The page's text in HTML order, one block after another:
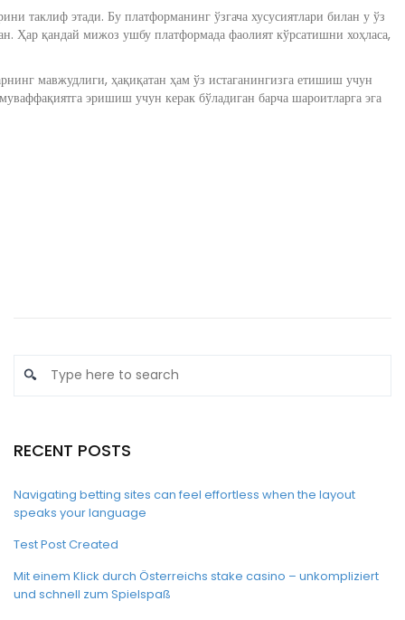
таклиф этади. Бу платформанинг ўзгача хусусиятлари билан у ўз
Ҳар қандай мижоз ушбу платформада фаолият кўрсатишни хоҳласа,
мавжудлиги, ҳақиқатан ҳам ўз истаганингизга етишиш учун
эришиш учун керак бўладиган барча шароитларга эга
RECENT POSTS
Navigating betting sites can feel effortless when the layout
speaks your language
Test Post Created
Mit einem Klick durch Österreichs stake casino – unkompliziert
und schnell zum Spielspaß